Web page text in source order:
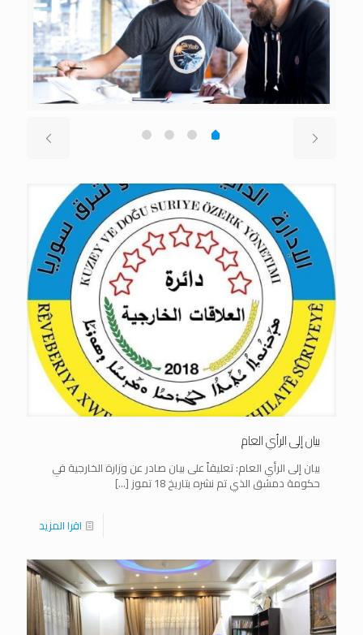
بيان إلى الرأي العام
بيان إلى الرأي العام: تعليقاً على بيان صادر عن وزارة الخارجية في
حكومة دمشق الذي تم نشره بتاريخ 18 تموز […]
اقرا المزيد